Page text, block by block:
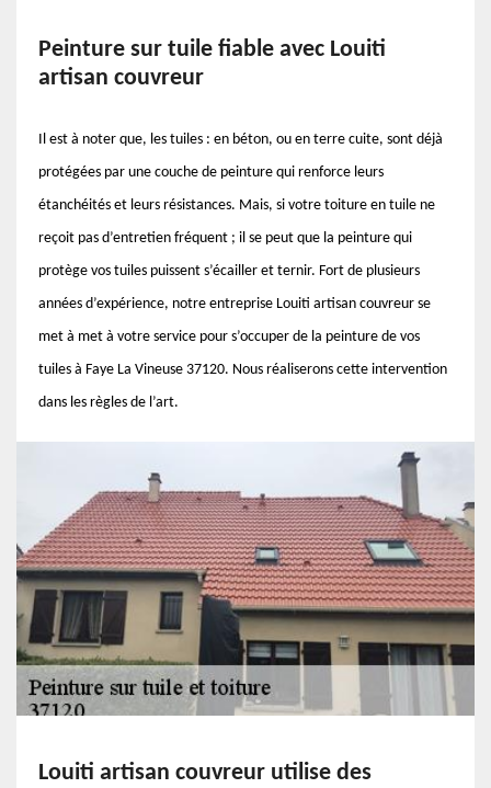
Peinture sur tuile fiable avec Louiti
artisan couvreur
Il est à noter que, les tuiles : en béton, ou en terre cuite, sont déjà
protégées par une couche de peinture qui renforce leurs
étanchéités et leurs résistances. Mais, si votre toiture en tuile ne
reçoit pas d’entretien fréquent ; il se peut que la peinture qui
protège vos tuiles puissent s’écailler et ternir. Fort de plusieurs
années d’expérience, notre entreprise Louiti artisan couvreur se
met à met à votre service pour s’occuper de la peinture de vos
tuiles à Faye La Vineuse 37120. Nous réaliserons cette intervention
dans les règles de l’art.
Louiti artisan couvreur utilise des